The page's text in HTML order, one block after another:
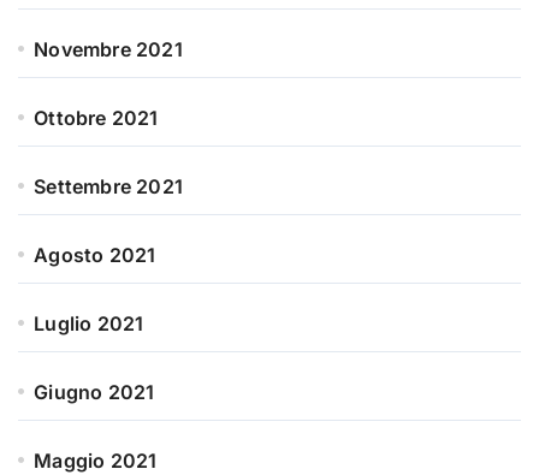
Novembre 2021
Ottobre 2021
Settembre 2021
Agosto 2021
Luglio 2021
Giugno 2021
Maggio 2021